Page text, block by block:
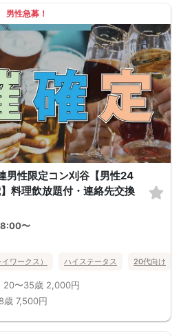
男性急募！
男性限定コン刈谷【男性24
料理飲放題付・連絡先交換
〜
ワークス） ハイステータス 20代向け
20〜35歳 2,000円
歳 7,500円